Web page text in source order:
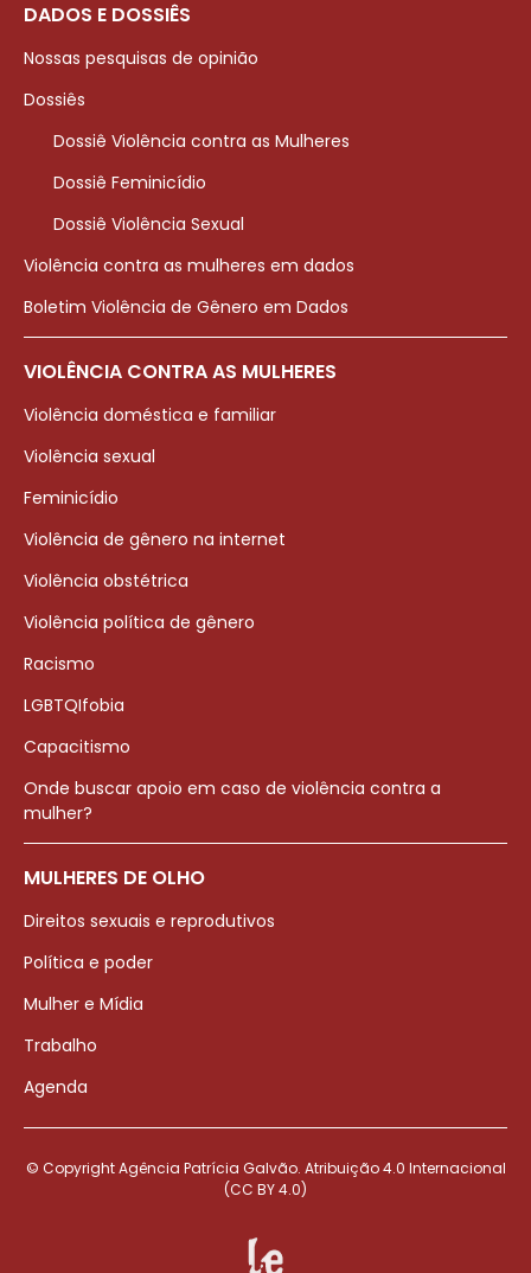
DADOS E DOSSIÊS
Nossas pesquisas de opinião
Dossiês
Dossiê Violência contra as Mulheres
Dossiê Feminicídio
Dossiê Violência Sexual
Violência contra as mulheres em dados
Boletim Violência de Gênero em Dados
VIOLÊNCIA CONTRA AS MULHERES
Violência doméstica e familiar
Violência sexual
Feminicídio
Violência de gênero na internet
Violência obstétrica
Violência política de gênero
Racismo
LGBTQIfobia
Capacitismo
Onde buscar apoio em caso de violência contra a
mulher?
MULHERES DE OLHO
Direitos sexuais e reprodutivos
Política e poder
Mulher e Mídia
Trabalho
Agenda
© Copyright Agência Patrícia Galvão. Atribuição 4.0 Internacional
(CC BY 4.0)